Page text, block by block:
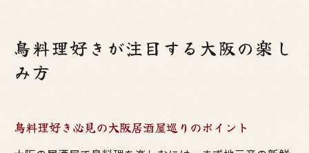
鳥料理好きが注目する大阪の楽し
み方
鳥料理好き必見の大阪居酒屋巡りのポイント